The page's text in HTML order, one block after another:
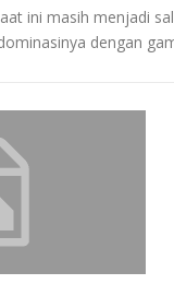
ini masih menjadi
dengan